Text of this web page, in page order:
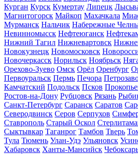
Курган Курск Кумертау Липецк
Магнитогорск Майкоп Махачкала
Мурманск Нальчик Набережные
Невинномысск Нефтеюганск
Нижний Тагил Нижневартовск
Новокузнецк Новомосковск
Новочеркасск Норильск Ноябрьск
Орехово-Зуево Омск Орёл Оренбург
Первоуральск Пермь Печора
Камчатский Подольск Псков
Ростов-на-Дону Рубцовск Рязань
Санкт-Петербург Саранск Саратов
Северодвинск Серов Серпухов
Ставрополь Старый Оскол
Сыктывкар Таганрог Тамбов Тверь
Тула Тюмень Улан-Удэ Ульяновск
Хабаровск Ханты-Мансийск